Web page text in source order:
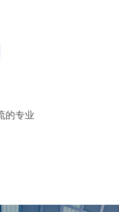
的专业